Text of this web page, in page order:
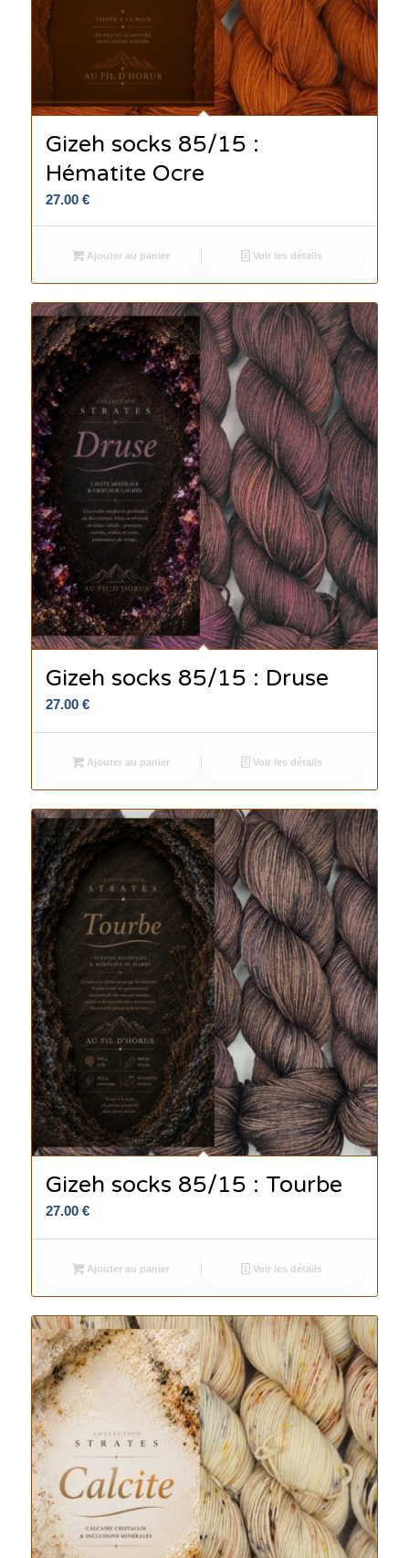
Gizeh socks 85/15 :
Hématite Ocre
27.00 €
Ajouter au panier Voir les détails
Gizeh socks 85/15 : Druse
27.00 €
Ajouter au panier Voir les détails
Gizeh socks 85/15 : Tourbe
27.00 €
Ajouter au panier Voir les détails